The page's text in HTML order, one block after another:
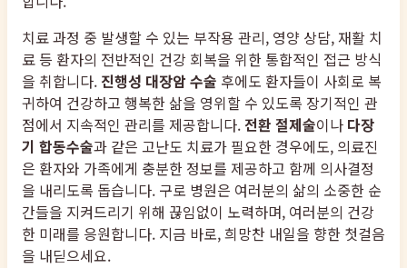
치료 과정 중 발생할 수 있는 부작용 관리, 영양 상담, 재활 치
료 등 환자의 전반적인 건강 회복을 위한 통합적인 접근 방식
을 취합니다. 진행성 대장암 수술 후에도 환자들이 사회로 복
귀하여 건강하고 행복한 삶을 영위할 수 있도록 장기적인 관
점에서 지속적인 관리를 제공합니다. 전환 절제술이나 다장
기 합동수술과 같은 고난도 치료가 필요한 경우에도, 의료진
은 환자와 가족에게 충분한 정보를 제공하고 함께 의사결정
을 내리도록 돕습니다. 구로 병원은 여러분의 삶의 소중한 순
간들을 지켜드리기 위해 끊임없이 노력하며, 여러분의 건강
한 미래를 응원합니다. 지금 바로, 희망찬 내일을 향한 첫걸음
을 내딛으세요.